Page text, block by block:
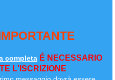
completa É NECESSARIO
L'ISCRIZIONE